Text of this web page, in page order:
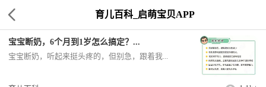
育儿百科_启萌宝贝APP
宝宝断奶，6个月到1岁怎么搞定？...
宝宝断奶，听起来挺头疼的，但别急，跟着我...